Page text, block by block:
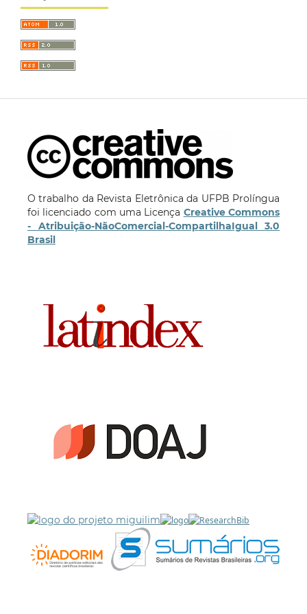
O trabalho da Revista Eletrônica da UFPB Prolíngua
foi licenciado com uma Licença Creative Commons
- Atribuição-NãoComercial-CompartilhaIgual 3.0
Brasil